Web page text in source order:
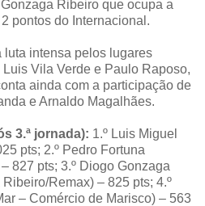
Ribeiro que ocupa a
pontos do Internacional.
luta intensa pelos lugares
Vila Verde e Paulo Raposo,
ainda com a participação de
e Arnaldo Magalhães.
3.ª jornada): 1.º Luis Miguel
pts; 2.º Pedro Fortuna
827 pts; 3.º Diogo Gonzaga
Remax) – 825 pts; 4.º
– Comércio de Marisco) – 563